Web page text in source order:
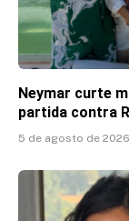
Neymar curte
partida contra
5 de agosto de 2026